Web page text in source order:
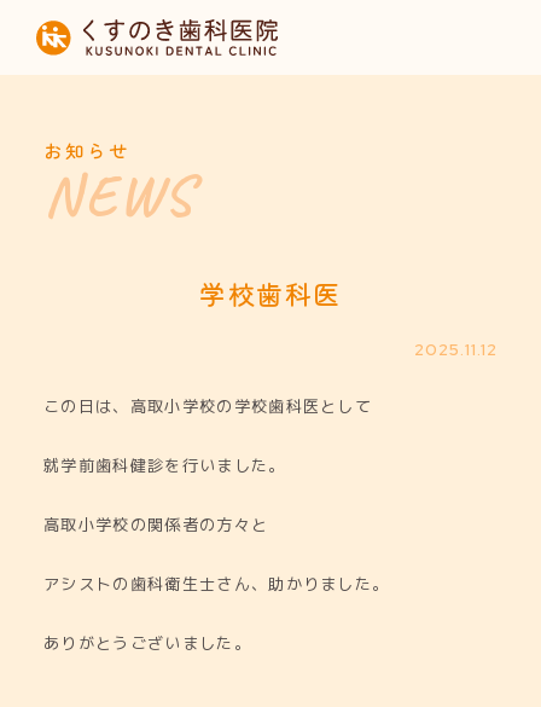
HOME
診療内容
お知らせ
お知らせ
学校歯科医
2025.11.12
この日は、高取小学校の学校歯科医として
就学前歯科健診を行いました。
高取小学校の関係者の方々と
アシストの歯科衛生士さん、助かりました。
ありがとうございました。